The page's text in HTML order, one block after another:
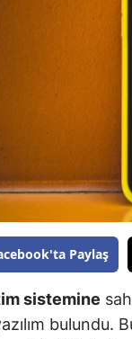
Paylaş
sistemine
bulundu.